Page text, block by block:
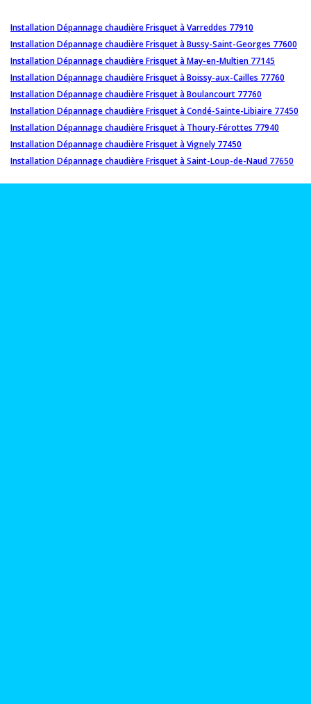
Installation Dépannage chaudière Frisquet à Varreddes 77910
Installation Dépannage chaudière Frisquet à Bussy-Saint-Georges 77600
Installation Dépannage chaudière Frisquet à May-en-Multien 77145
Installation Dépannage chaudière Frisquet à Boissy-aux-Cailles 77760
Installation Dépannage chaudière Frisquet à Boulancourt 77760
Installation Dépannage chaudière Frisquet à Condé-Sainte-Libiaire 77450
Installation Dépannage chaudière Frisquet à Thoury-Férottes 77940
Installation Dépannage chaudière Frisquet à Vignely 77450
Installation Dépannage chaudière Frisquet à Saint-Loup-de-Naud 77650